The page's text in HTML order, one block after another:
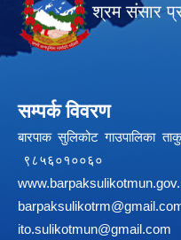
श्रम संसार
सम्पर्क विवरण
बारपाक सुलिकोट
ito.sulikotmun@gmail.com